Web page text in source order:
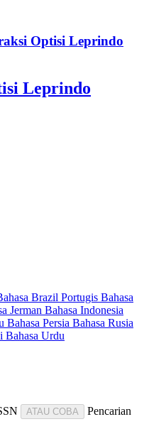
Optisi Leprindo
Leprindo
Brazil Portugis Bahasa
Jerman Bahasa Indonesia
Bahasa Persia Bahasa Rusia
Bahasa Urdu
ATAU COBA
Pencarian